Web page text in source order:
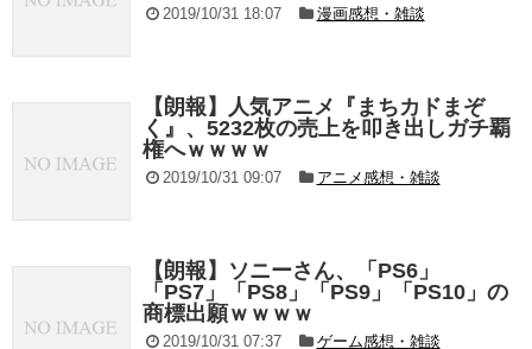
2019/10/31 18:07 漫画感想・雑談
【朗報】人気アニメ『まちカドまぞ
く』、5232枚の売上を叩き出しガチ覇
権へｗｗｗｗ
2019/10/31 09:07 アニメ感想・雑談
【朗報】ソニーさん、「PS6」
「PS7」「PS8」「PS9」「PS10」の
商標出願ｗｗｗｗ
2019/10/31 07:37 ゲーム感想・雑談